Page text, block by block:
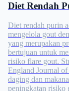
Diet Rendah
Diet rendah purin
mengelola gout
yang merupakan
bertujuan untuk
risiko flare gout.
England Journal
daging dan
peningkatan risiko